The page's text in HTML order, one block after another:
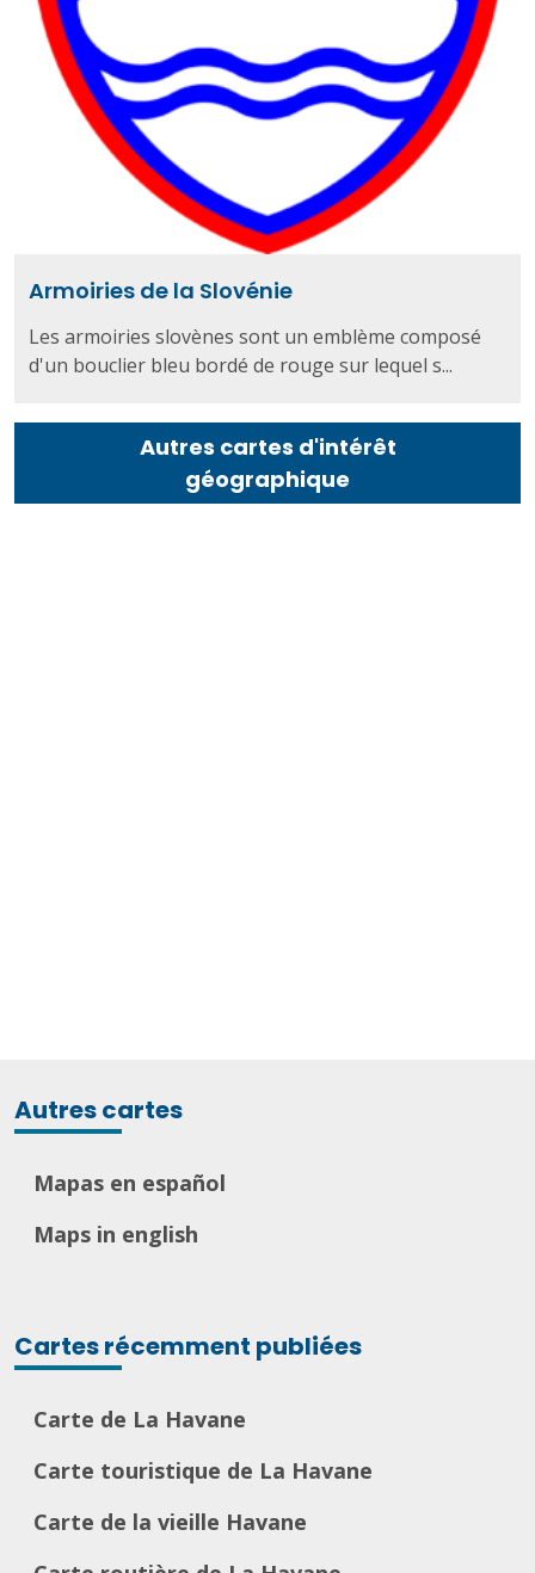
Armoiries de la Slovénie
Les armoiries slovènes sont un emblème composé
d'un bouclier bleu bordé de rouge sur lequel s...
Autres cartes d'intérêt
géographique
Autres cartes
Mapas en español
Maps in english
Cartes récemment publiées
Carte de La Havane
Carte touristique de La Havane
Carte de la vieille Havane